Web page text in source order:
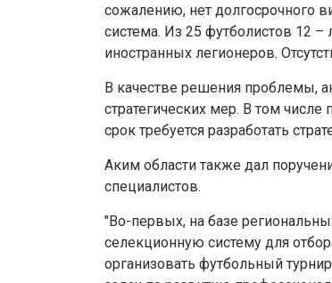
сожалению, нет долгосрочного
система. Из 25 футболистов 12
иностранных легионеров.
В качестве решения проблемы,
стратегических мер. В том
срок требуется разработать
Аким области также дал
специалистов.
"Во-первых, на базе
селекционную систему для
организовать футбольный